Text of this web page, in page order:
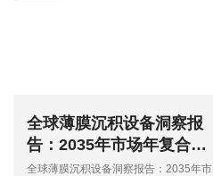
全球薄膜沉积设备洞察报
告：2035年市场年复合增
长率预计为5.48%-中金企
全球薄膜沉积设备洞察报告：2035年市